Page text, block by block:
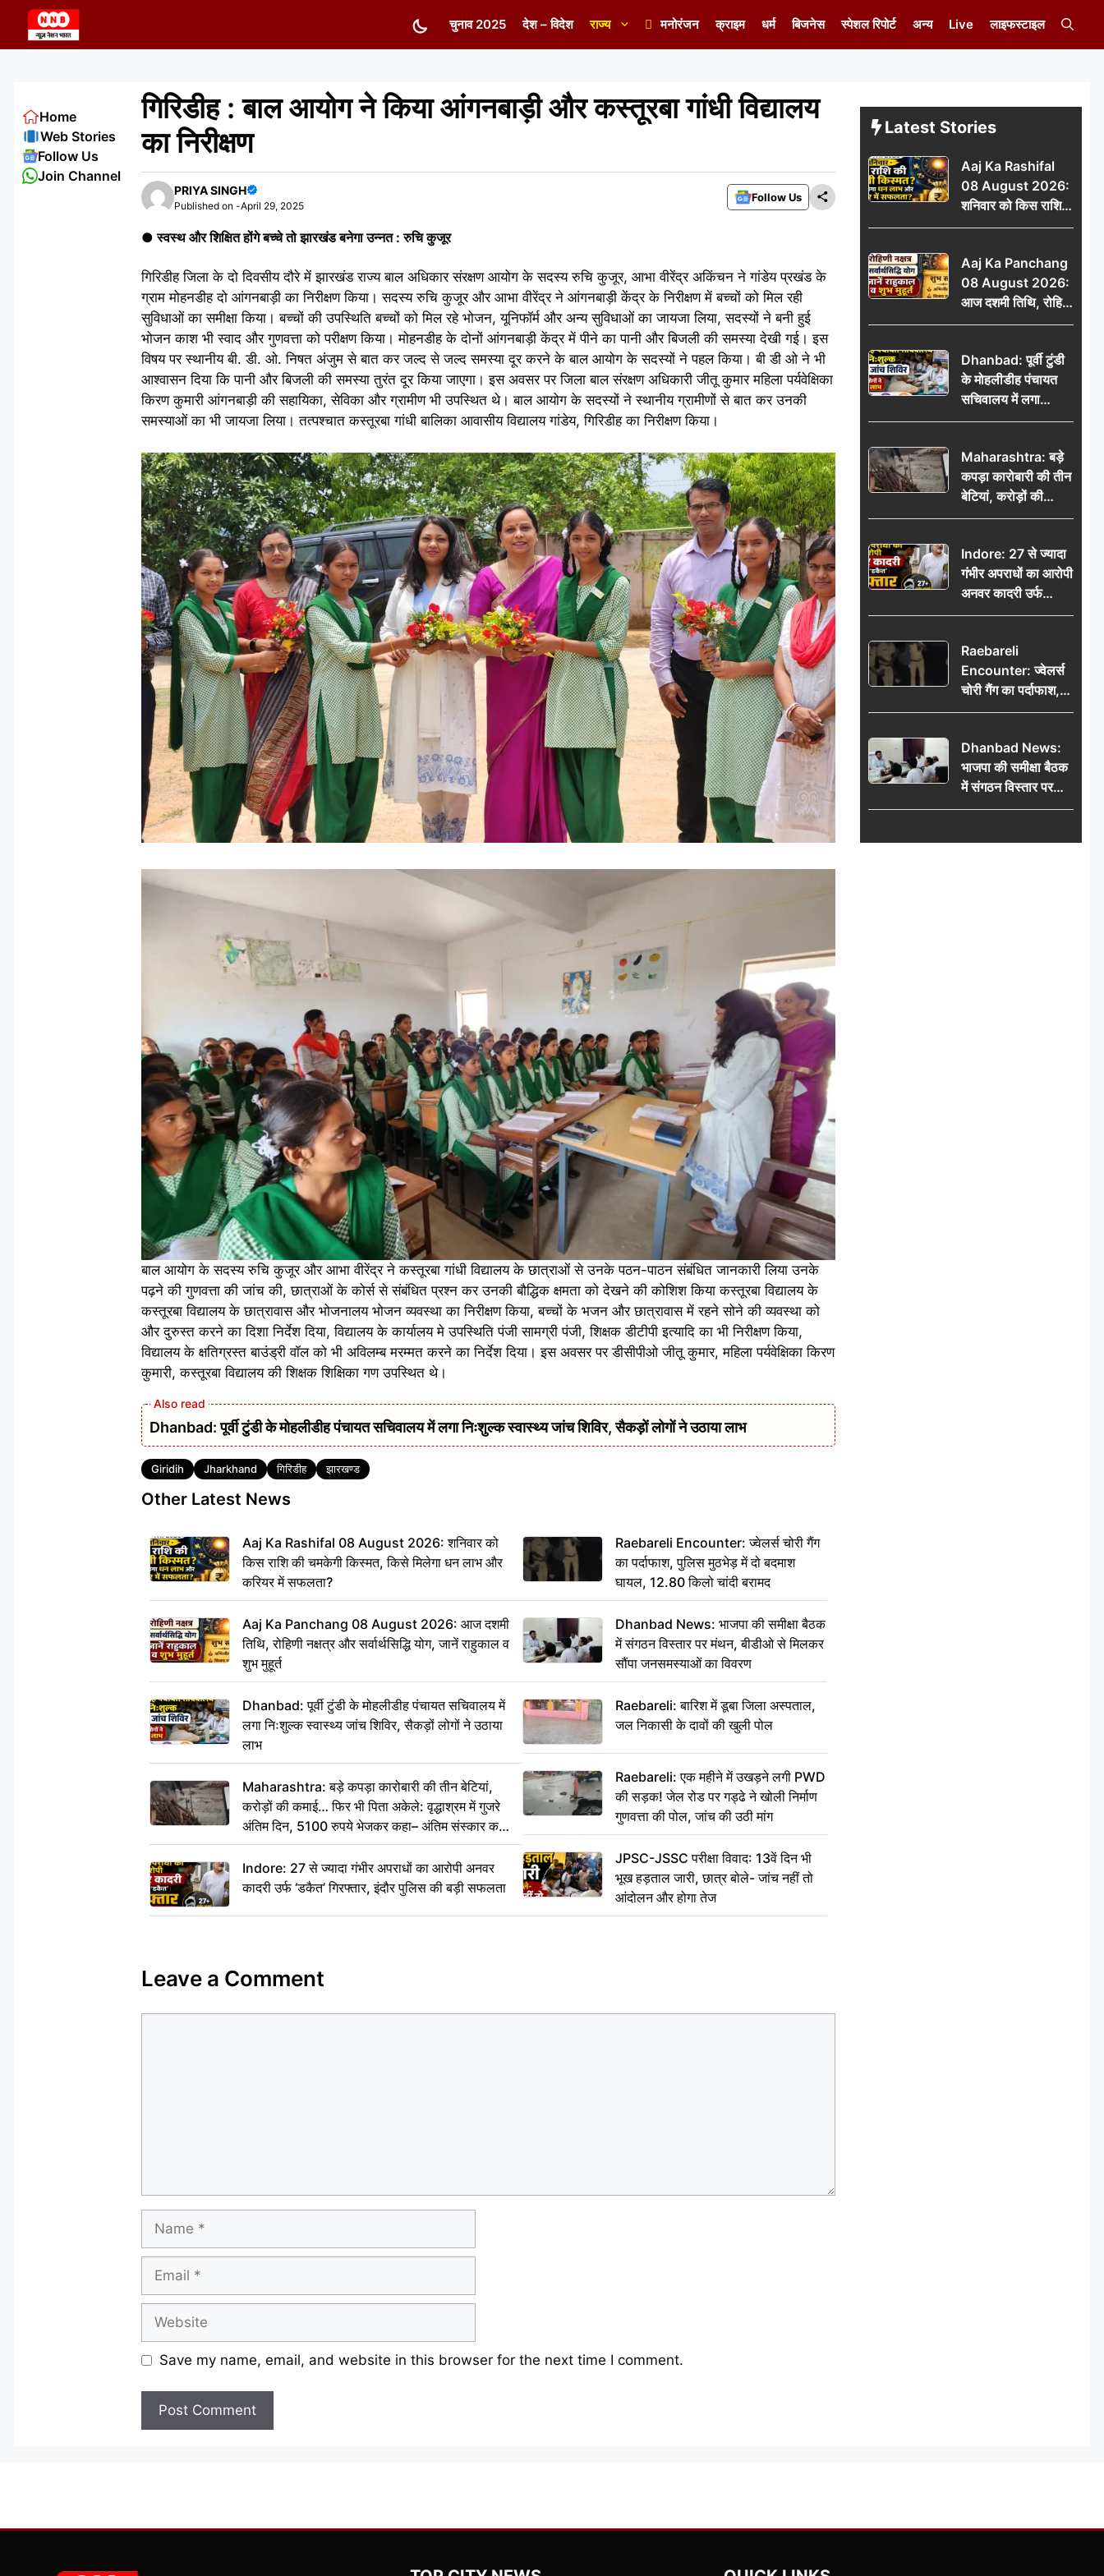
content
चुनाव 2025 देश – विदेश राज्य मनोरंजन क्राइम धर्म बिजनेस स्पेशल रिपोर्ट अन्य Live लाइफस्टाइल
गिरिडीह : बाल आयोग ने किया आंगनबाड़ी और कस्तूरबा गांधी विद्यालय
का निरीक्षण
PRIYA SINGH
Published on -April 29, 2025
Follow Us
● स्वस्थ और शिक्षित होंगे बच्चे तो झारखंड बनेगा उन्नत : रुचि कुजूर
गिरिडीह जिला के दो दिवसीय दौरे में झारखंड राज्य बाल अधिकार संरक्षण आयोग के सदस्य रुचि कुजूर, आभा वीरेंद्र अकिंचन ने गांडेय प्रखंड के
ग्राम मोहनडीह दो आंगनबाड़ी का निरीक्षण किया। सदस्य रुचि कुजूर और आभा वीरेंद्र ने आंगनबाड़ी केंद्र के निरीक्षण में बच्चों को मिल रही
सुविधाओं का समीक्षा किया। बच्चों की उपस्थिति बच्चों को मिल रहे भोजन, यूनिफॉर्म और अन्य सुविधाओं का जायजा लिया, सदस्यों ने बनी हुई
भोजन काश भी स्वाद और गुणवत्ता को परीक्षण किया। मोहनडीह के दोनों आंगनबाड़ी केंद्र में पीने का पानी और बिजली की समस्या देखी गई। इस
विषय पर स्थानीय बी. डी. ओ. निषत अंजुम से बात कर जल्द से जल्द समस्या दूर करने के बाल आयोग के सदस्यों ने पहल किया। बी डी ओ ने भी
आश्वासन दिया कि पानी और बिजली की समस्या तुरंत दूर किया जाएगा। इस अवसर पर जिला बाल संरक्षण अधिकारी जीतू कुमार महिला पर्यवेक्षिका
किरण कुमारी आंगनबाड़ी की सहायिका, सेविका और ग्रामीण भी उपस्थित थे। बाल आयोग के सदस्यों ने स्थानीय ग्रामीणों से बात कर उनकी
समस्याओं का भी जायजा लिया। तत्पश्चात कस्तूरबा गांधी बालिका आवासीय विद्यालय गांडेय, गिरिडीह का निरीक्षण किया।
बाल आयोग के सदस्य रुचि कुजूर और आभा वीरेंद्र ने कस्तूरबा गांधी विद्यालय के छात्राओं से उनके पठन-पाठन संबंधित जानकारी लिया उनके
पढ़ने की गुणवत्ता की जांच की, छात्राओं के कोर्स से संबंधित प्रश्न कर उनकी बौद्धिक क्षमता को देखने की कोशिश किया कस्तूरबा विद्यालय के
कस्तूरबा विद्यालय के छात्रावास और भोजनालय भोजन व्यवस्था का निरीक्षण किया, बच्चों के भजन और छात्रावास में रहने सोने की व्यवस्था को
और दुरुस्त करने का दिशा निर्देश दिया, विद्यालय के कार्यालय मे उपस्थिति पंजी सामग्री पंजी, शिक्षक डीटीपी इत्यादि का भी निरीक्षण किया,
विद्यालय के क्षतिग्रस्त बाउंड्री वॉल को भी अविलम्ब मरम्मत करने का निर्देश दिया। इस अवसर पर डीसीपीओ जीतू कुमार, महिला पर्यवेक्षिका किरण
कुमारी, कस्तूरबा विद्यालय की शिक्षक शिक्षिका गण उपस्थित थे।
Dhanbad: पूर्वी टुंडी के मोहलीडीह पंचायत सचिवालय में लगा निःशुल्क स्वास्थ्य जांच शिविर, सैकड़ों लोगों ने उठाया लाभ
Tags
Giridih Jharkhand गिरिडीह झारखण्ड
Other Latest News
Aaj Ka Rashifal 08 August 2026: शनिवार को
किस राशि की चमकेगी किस्मत, किसे मिलेगा धन लाभ और
करियर में सफलता?
Aaj Ka Panchang 08 August 2026: आज दशमी
तिथि, रोहिणी नक्षत्र और सर्वार्थसिद्धि योग, जानें राहुकाल व
शुभ मुहूर्त
Dhanbad: पूर्वी टुंडी के मोहलीडीह पंचायत सचिवालय में
लगा निःशुल्क स्वास्थ्य जांच शिविर, सैकड़ों लोगों ने उठाया
लाभ
Maharashtra: बड़े कपड़ा कारोबारी की तीन बेटियां,
करोड़ों की कमाई… फिर भी पिता अकेले: वृद्धाश्रम में गुजरे
अंतिम दिन, 5100 रुपये भेजकर कहा– अंतिम संस्कार कर
दीजिए हम नहीं आ पाएंगे
Indore: 27 से ज्यादा गंभीर अपराधों का आरोपी अनवर
कादरी उर्फ ‘डकैत’ गिरफ्तार, इंदौर पुलिस की बड़ी सफलता
Raebareli Encounter: ज्वेलर्स चोरी गैंग
का पर्दाफाश, पुलिस मुठभेड़ में दो बदमाश
घायल, 12.80 किलो चांदी बरामद
Dhanbad News: भाजपा की समीक्षा बैठक
में संगठन विस्तार पर मंथन, बीडीओ से मिलकर
सौंपा जनसमस्याओं का विवरण
Raebareli: बारिश में डूबा जिला अस्पताल,
जल निकासी के दावों की खुली पोल
Raebareli: एक महीने में उखड़ने लगी PWD
की सड़क! जेल रोड पर गड्ढे ने खोली निर्माण
गुणवत्ता की पोल, जांच की उठी मांग
JPSC-JSSC परीक्षा विवाद: 13वें दिन भी
भूख हड़ताल जारी, छात्र बोले- जांच नहीं तो
आंदोलन और होगा तेज
Leave a Comment
Save my name, email, and website in this browser for the next time I comment.
Home
Web Stories
Follow Us
Join Channel
Latest Stories
Aaj Ka Rashifal
08 August 2026:
शनिवार को किस राशि
की चमकेगी किस्मत,
और करियर में सफलता?
Aaj Ka Panchang
08 August 2026:
आज दशमी तिथि, रोहिणी
नक्षत्र और सर्वार्थसिद्धि
शुभ मुहूर्त
Dhanbad: पूर्वी टुंडी
के मोहलीडीह पंचायत
सचिवालय में लगा
निःशुल्क स्वास्थ्य जांच
उठाया लाभ
Maharashtra: बड़े
कपड़ा कारोबारी की तीन
बेटियां, करोड़ों की
कमाई… फिर भी पिता
अंतिम दिन, 5100 रुपये
भेजकर कहा– अंतिम
संस्कार कर दीजिए हम
नहीं आ पाएंगे
Indore: 27 से ज्यादा
गंभीर अपराधों का आरोपी
अनवर कादरी उर्फ
‘डकैत’ गिरफ्तार, इंदौर
Raebareli
Encounter: ज्वेलर्स
चोरी गैंग का पर्दाफाश,
पुलिस मुठभेड़ में दो
किलो चांदी बरामद
Dhanbad News:
भाजपा की समीक्षा बैठक
में संगठन विस्तार पर
मंथन, बीडीओ से
जनसमस्याओं का विवरण